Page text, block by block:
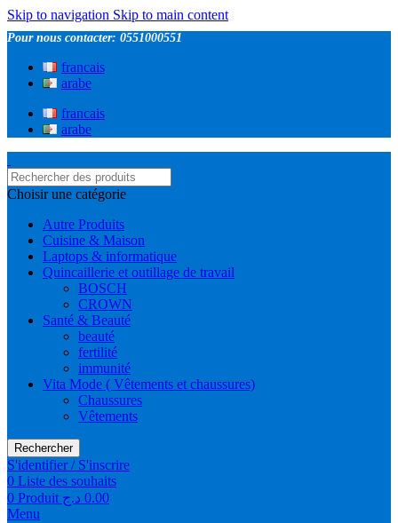
Skip to navigation Skip to main content
Pour nous contacter: 0551000551
francais
arabe
francais
arabe
Choisir une catégorie
Autre Produits
Cuisine & Maison
Laptops & informatique
Quincaillerie et outillage de travail
BOSCH
CROWN
Santé & Beauté
beauté
fertilité
immunité
Vita Mode ( Vêtements et chaussures)
Chaussures
Vêtements
Rechercher
S'identifier / S'inscrire
0 Liste des souhaits
0 Produit 0.00 د.ج
Menu